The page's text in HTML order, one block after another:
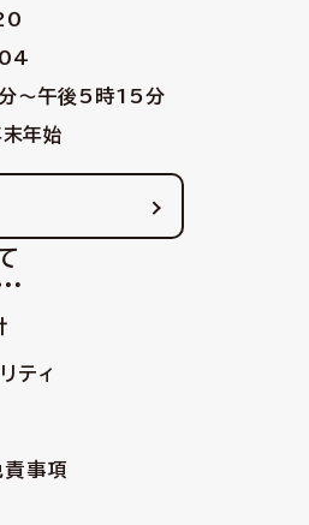
〜午後5時15分
末年始
ティ
責事項